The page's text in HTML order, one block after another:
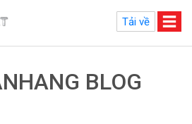
Tải về
BLOG